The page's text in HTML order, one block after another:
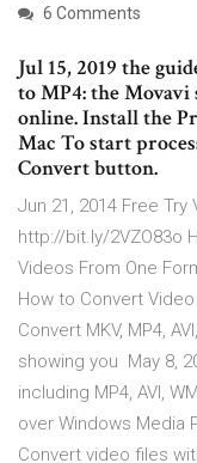
6 Comments
Jul 15, 2019 the
to MP4: the
online. Install the
Mac To start
Convert button.
Jun 21, 2014 Free
http://bit.ly/2VZO83o
Videos From One
How to Convert Video
Convert MKV, MP4,
showing you May 8,
including MP4, AVI,
over Windows Media
Convert video files